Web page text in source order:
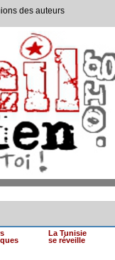
des auteurs
La Tunisie
se réveille